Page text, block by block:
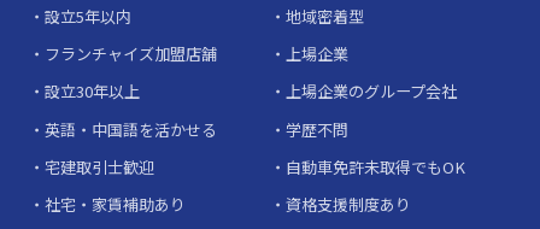
設立5年以内
地域密着型
フランチャイズ加盟店舗
上場企業
設立30年以上
上場企業のグループ会社
英語・中国語を活かせる
学歴不問
宅建取引士歓迎
自動車免許未取得でもOK
社宅・家賃補助あり
資格支援制度あり